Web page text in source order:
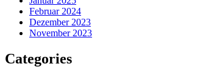
Februar 2024
Dezember 2023
November 2023
Categories